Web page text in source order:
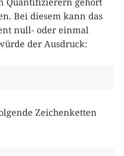
Bei diesem kann das
null- oder einmal
der Ausdruck:
Zeichenketten